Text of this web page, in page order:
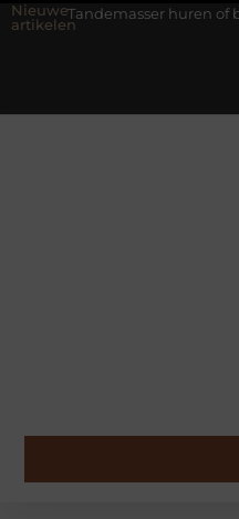
Nieuwe
artikelen
huren of bagagewagen